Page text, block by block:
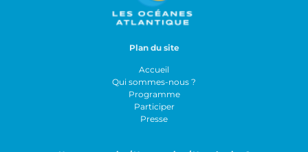
Plan du site
Accueil
Qui sommes-nous ?
Programme
Participer
Presse